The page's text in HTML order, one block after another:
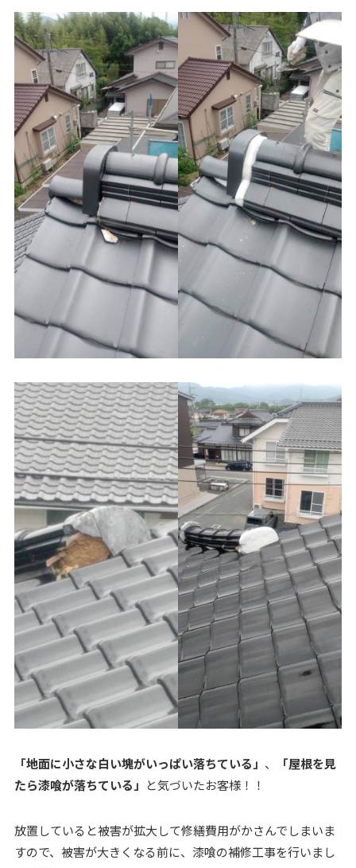
「地面に小さな白い塊がいっぱい落ちている」 、
「屋根を見
たら漆喰が落ちている」 と気づいたお客様！！
放置していると被害が拡大して修繕費用がかさんでしまいま
すので、被害が大きくなる前に、漆喰の補修工事を行いまし